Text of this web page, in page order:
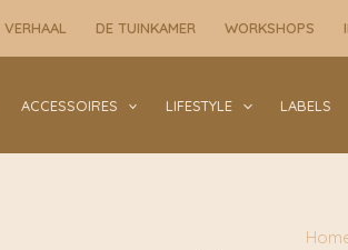
DE TUINKAMER WORKSHOPS
ACCESSOIRES LIFESTYLE LABELS
Altijd
Lente